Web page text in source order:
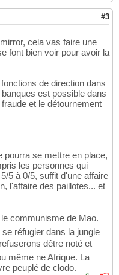
#3
cela vas faire une
font bien voir pour avoir la
de direction dans
est possible dans
et le détournement
pourra se mettre en place,
les personnes qui
5 à 0/5, suffit d'une affaire
l'affaire des paillotes... et
communisme de Mao.
réfugier dans la jungle
dêtre noté et
même ne Afrique. La
peuplé de clodo.